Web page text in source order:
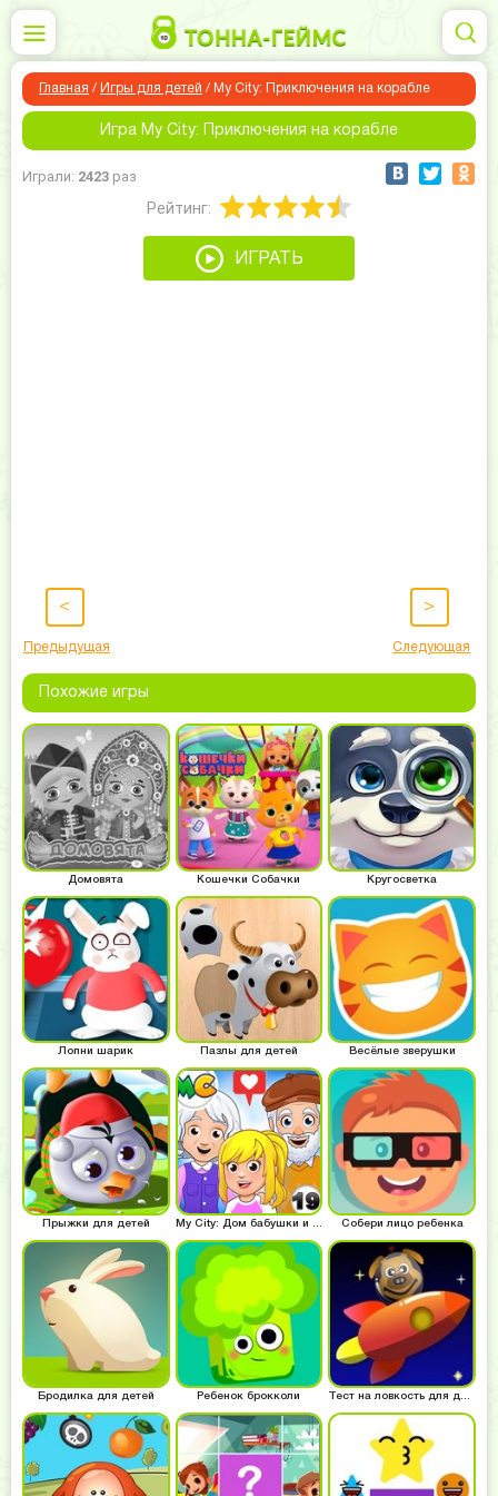
Главная / Игры для детей / My City: Приключения на корабле
Игра My City: Приключения на корабле
Играли: 2423 раз
Рейтинг:
ИГРАТЬ
<
Предыдущая
>
Следующая
Похожие игры
Домовята Кошечки Собачки Кругосветка
Лопни шарик Пазлы для детей Весёлые зверушки
Прыжки для детей My City: Дом бабушки и дедушки Собери лицо ребенка
Бродилка для детей Ребенок брокколи